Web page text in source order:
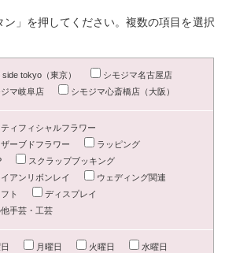
」を押してください。複数の項目を選択
tokyo（東京）
シモジマ名古屋店
マ岐阜店
シモジマ心斎橋店（大阪）
ィフィシャルフラワー
ーブドフラワー
ラッピング
スクラップブッキング
アンリボンレイ
ウェディング関連
ト
ディスプレイ
手芸・工芸
月曜日 火曜日
水曜日